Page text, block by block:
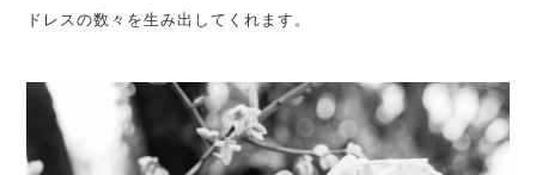
ドレスの数々を生み出してくれます。